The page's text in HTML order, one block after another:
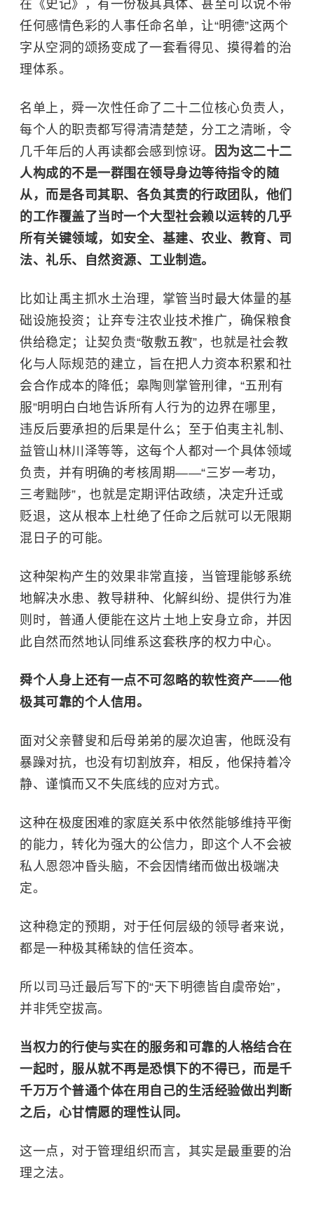
在《史记》，有一份极其具体、甚至可以说不带
任何感情色彩的人事任命名单，让“明德”这两个
字从空洞的颂扬变成了一套看得见、摸得着的治
理体系。
名单上，舜一次性任命了二十二位核心负责人，
每个人的职责都写得清清楚楚，分工之清晰，令
几千年后的人再读都会感到惊讶。
因为这二十二
人构成的不是一群围在领导身边等待指令的随
从，而是各司其职、各负其责的行政团队，他们
的工作覆盖了当时一个大型社会赖以运转的几乎
所有关键领域，如安全、基建、农业、教育、司
法、礼乐、自然资源、工业制造。
比如让禹主抓水土治理，掌管当时最大体量的基
础设施投资；让弃专注农业技术推广，确保粮食
供给稳定；让契负责“敬敷五教”，也就是社会教
化与人际规范的建立，旨在把人力资本积累和社
会合作成本的降低；皋陶则掌管刑律，“五刑有
服”明明白白地告诉所有人行为的边界在哪里，
违反后要承担的后果是什么；至于伯夷主礼制、
益管山林川泽等等，这每个人都对一个具体领域
负责，并有明确的考核周期——“三岁一考功，
三考黜陟”，也就是定期评估政绩，决定升迁或
贬退，这从根本上杜绝了任命之后就可以无限期
混日子的可能。
这种架构产生的效果非常直接，当管理能够系统
地解决水患、教导耕种、化解纠纷、提供行为准
则时，普通人便能在这片土地上安身立命，并因
此自然而然地认同维系这套秩序的权力中心。
舜个人身上还有一点不可忽略的软性资产——他
极其可靠的个人信用。
面对父亲瞽叟和后母弟弟的屡次迫害，他既没有
暴躁对抗，也没有切割放弃，相反，他保持着冷
静、谨慎而又不失底线的应对方式。
这种在极度困难的家庭关系中依然能够维持平衡
的能力，转化为强大的公信力，即这个人不会被
私人恩怨冲昏头脑，不会因情绪而做出极端决
定。
这种稳定的预期，对于任何层级的领导者来说，
都是一种极其稀缺的信任资本。
所以司马迁最后写下的“天下明德皆自虞帝始”，
并非凭空拔高。
当权力的行使与实在的服务和可靠的人格结合在
一起时，服从就不再是恐惧下的不得已，而是千
千万万个普通个体在用自己的生活经验做出判断
之后，心甘情愿的理性认同。
这一点，对于管理组织而言，其实是最重要的治
理之法。